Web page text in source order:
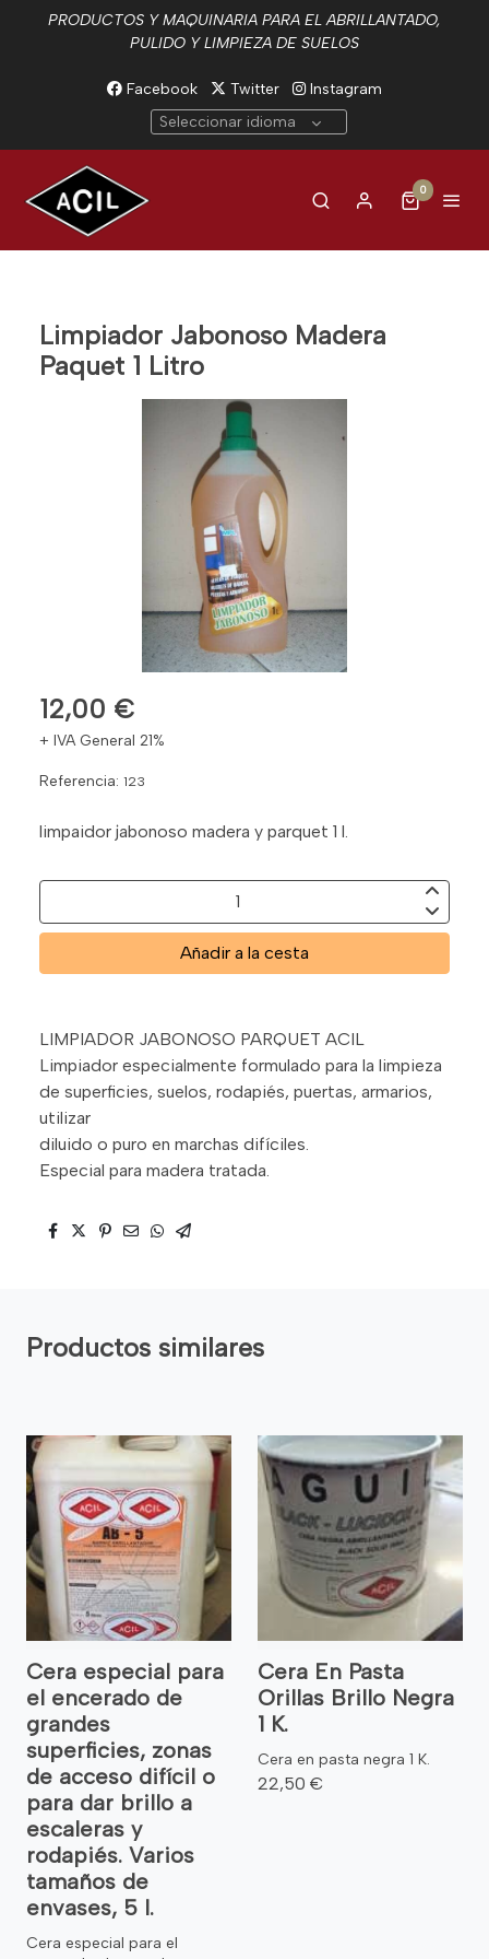
PRODUCTOS Y MAQUINARIA PARA EL ABRILLANTADO,
PULIDO Y LIMPIEZA DE SUELOS
Facebook Twitter
Instagram
Seleccionar idioma
0
Limpiador Jabonoso Madera
Paquet 1 Litro
12,00 €
+ IVA General 21%
Referencia: 123
limpaidor jabonoso madera y parquet 1 l.
Añadir a la cesta
LIMPIADOR JABONOSO PARQUET ACIL
Limpiador especialmente formulado para la limpieza
de superficies, suelos, rodapiés, puertas, armarios,
utilizar
diluido o puro en marchas difíciles.
Especial para madera tratada.
Productos similares
Cera especial para
el encerado de
grandes
superficies, zonas
de acceso difícil o
para dar brillo a
escaleras y
rodapiés. Varios
tamaños de
envases, 5 l.
Cera especial para el
Cera En Pasta
Orillas Brillo Negra
1 K.
Cera en pasta negra 1 K.
22,50 €